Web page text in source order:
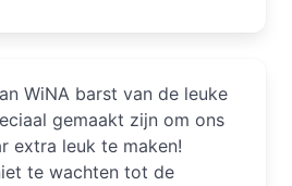
WiNA barst van de leuke
gemaakt zijn om ons
extra leuk te maken!
te wachten tot de